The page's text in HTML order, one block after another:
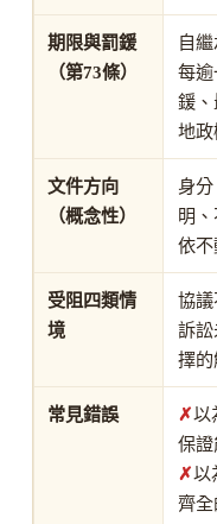
期限與罰鍰
（第73條）
自
每
鍰
地政
文件方向
（概念性）
身
明
依
受阻四類情
境
協
訴
擇的
常見錯誤 ✗以
保
✗以
齊